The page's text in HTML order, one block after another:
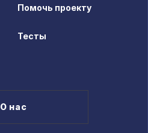
Помочь проекту
Тесты
О нас